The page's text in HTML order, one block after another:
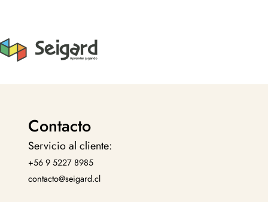
Contacto
Servicio al cliente:
+56 9 5227 8985
contacto@seigard.cl